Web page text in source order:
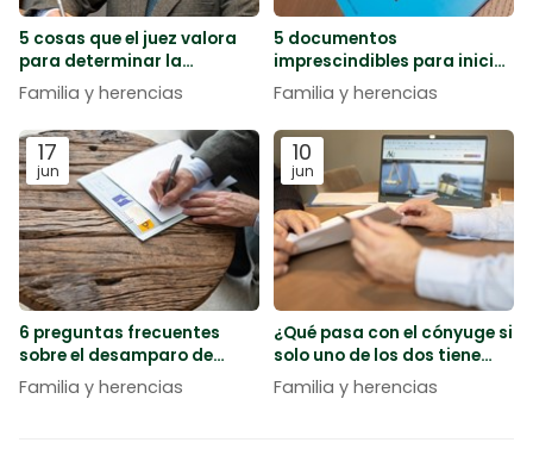
5 cosas que el juez valora
para determinar la
custodia de los hijos
Familia y herencias
5 documentos
imprescindibles para iniciar
los trámites de una
herencia
Familia y herencias
17
jun
6 preguntas frecuentes
sobre el desamparo de
menores
Familia y herencias
10
jun
¿Qué pasa con el cónyuge si
solo uno de los dos tiene
deudas?
Familia y herencias